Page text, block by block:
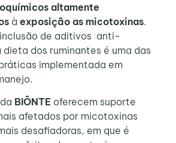
altamente
à exposição as micotoxinas.
de aditivos anti-
dos ruminantes é uma das
implementada em
BIŌNTEoferecem suporte
afetados por micotoxinas
desafiadoras, em que é